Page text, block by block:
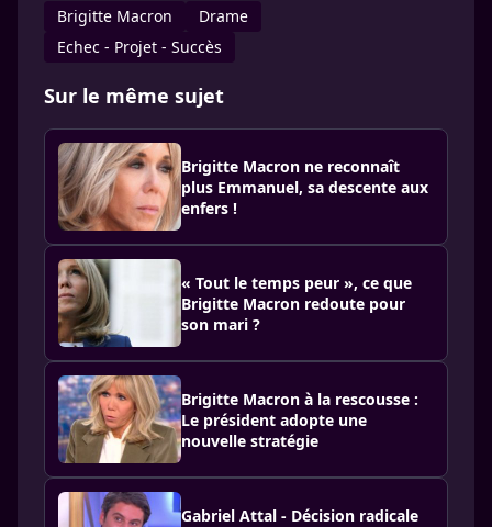
Brigitte Macron
Drame
Echec - Projet - Succès
Sur le même sujet
Brigitte Macron ne reconnaît
plus Emmanuel, sa descente aux
enfers !
« Tout le temps peur », ce que
Brigitte Macron redoute pour
son mari ?
Brigitte Macron à la rescousse :
Le président adopte une
nouvelle stratégie
Gabriel Attal - Décision radicale